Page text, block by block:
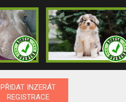
PŘIDAT INZERÁT
REGISTRACE